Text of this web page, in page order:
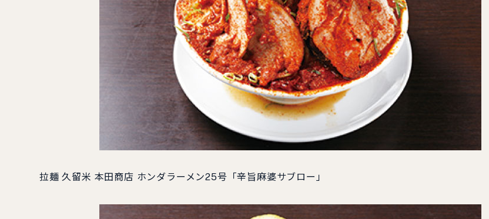
拉麺 久留米 本田商店 ホンダラーメン25号「辛旨麻婆サブロー」